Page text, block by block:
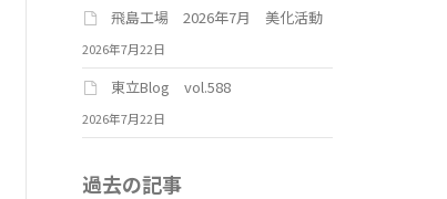
飛島工場 2026年7月 美化活動
2026年7月22日
東立Blog vol.588
2026年7月22日
過去の記事